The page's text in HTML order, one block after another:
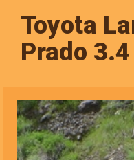
Toyota
Prado 3.4